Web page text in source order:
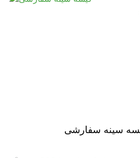
سینه سفارشی